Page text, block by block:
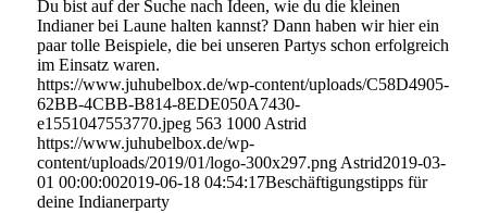
Du bist auf der Suche nach Ideen, wie du die kleinen
Indianer bei Laune halten kannst? Dann haben wir hier ein
paar tolle Beispiele, die bei unseren Partys schon erfolgreich
im Einsatz waren.
https://www.juhubelbox.de/wp-content/uploads/C58D4905-
62BB-4CBB-B814-8EDE050A7430-
e1551047553770.jpeg 563 1000 Astrid
https://www.juhubelbox.de/wp-
content/uploads/2019/01/logo-300x297.png Astrid2019-03-
01 00:00:002019-06-18 04:54:17Beschäftigungstipps für
deine Indianerparty